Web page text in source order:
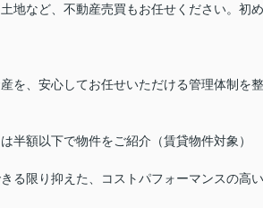
地など、不動産売買もお任せください。初
を、安心してお任せいただける管理体制を整
半額以下で物件をご紹介（賃貸物件対象）
る限り抑えた、コストパフォーマンスの高い